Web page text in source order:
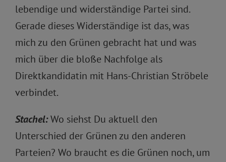
lebendige und widerständige Partei sind.
Gerade dieses Widerständige ist das, was
mich zu den Grünen gebracht hat und was
mich über die bloße Nachfolge als
Direktkandidatin mit Hans-Christian Ströbele
verbindet.
Stachel:Wo siehst Du aktuell den
Unterschied der Grünen zu den anderen
Parteien? Wo braucht es die Grünen noch, um